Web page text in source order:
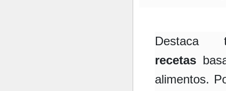
recetas
alimentos.